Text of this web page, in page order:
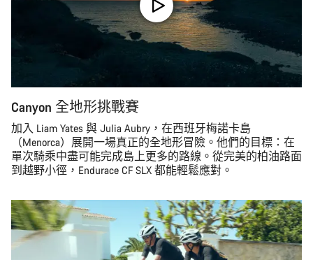
Canyon 全地形挑戰賽
加入 Liam Yates 與 Julia Aubry，在西班牙梅諾卡島
（Menorca）展開一場真正的全地形冒險。他們的目標：在
單次騎乘中盡可能完成島上更多的路線。從完美的柏油路面
到越野小徑，Endurace CF SLX 都能輕鬆應對。